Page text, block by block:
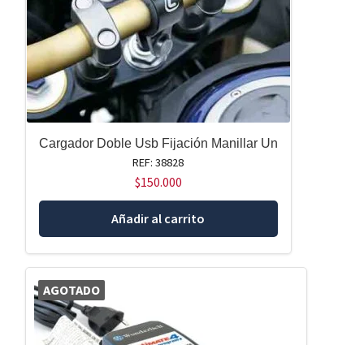
Cargador Doble Usb Fijación Manillar Un
REF: 38828
$150.000
Añadir al carrito
AGOTADO